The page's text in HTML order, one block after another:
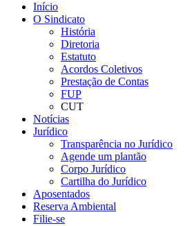
Início
O Sindicato
História
Diretoria
Estatuto
Acordos Coletivos
Prestação de Contas
FUP
CUT
Notícias
Jurídico
Transparência no Jurídico
Agende um plantão
Corpo Jurídico
Cartilha do Jurídico
Aposentados
Reserva Ambiental
Filie-se